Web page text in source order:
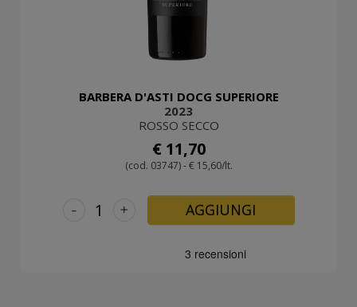
BARBERA D'ASTI DOCG SUPERIORE
2023
ROSSO SECCO
€ 11,70
(cod. 03747) - € 15,60/lt.
+
- AGGIUNGI